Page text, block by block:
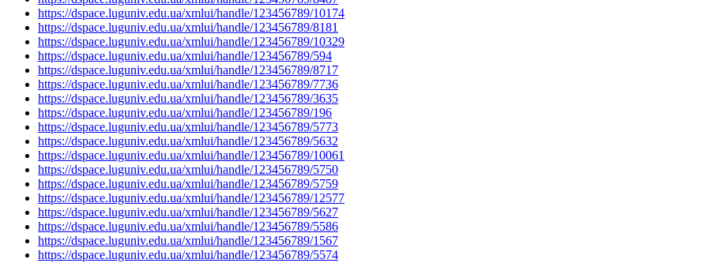
https://dspace.luguniv.edu.ua/xmlui/handle/123456789/10174
https://dspace.luguniv.edu.ua/xmlui/handle/123456789/8181
https://dspace.luguniv.edu.ua/xmlui/handle/123456789/10329
https://dspace.luguniv.edu.ua/xmlui/handle/123456789/594
https://dspace.luguniv.edu.ua/xmlui/handle/123456789/8717
https://dspace.luguniv.edu.ua/xmlui/handle/123456789/7736
https://dspace.luguniv.edu.ua/xmlui/handle/123456789/3635
https://dspace.luguniv.edu.ua/xmlui/handle/123456789/196
https://dspace.luguniv.edu.ua/xmlui/handle/123456789/5773
https://dspace.luguniv.edu.ua/xmlui/handle/123456789/5632
https://dspace.luguniv.edu.ua/xmlui/handle/123456789/10061
https://dspace.luguniv.edu.ua/xmlui/handle/123456789/5750
https://dspace.luguniv.edu.ua/xmlui/handle/123456789/5759
https://dspace.luguniv.edu.ua/xmlui/handle/123456789/12577
https://dspace.luguniv.edu.ua/xmlui/handle/123456789/5627
https://dspace.luguniv.edu.ua/xmlui/handle/123456789/5586
https://dspace.luguniv.edu.ua/xmlui/handle/123456789/1567
https://dspace.luguniv.edu.ua/xmlui/handle/123456789/5574